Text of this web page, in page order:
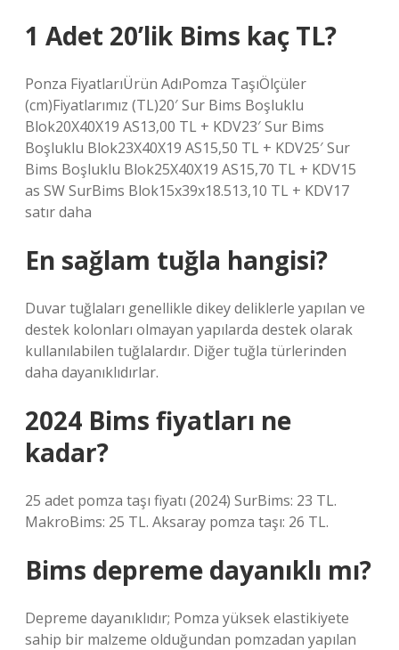
1 Adet 20’lik Bims kaç TL?
Ponza FiyatlarıÜrün AdıPomza TaşıÖlçüler
(cm)Fiyatlarımız (TL)20′ Sur Bims Boşluklu
Blok20X40X19 AS13,00 TL + KDV23′ Sur Bims
Boşluklu Blok23X40X19 AS15,50 TL + KDV25′ Sur
Bims Boşluklu Blok25X40X19 AS15,70 TL + KDV15
as SW SurBims Blok15x39x18.513,10 TL + KDV17
satır daha
En sağlam tuğla hangisi?
Duvar tuğlaları genellikle dikey deliklerle yapılan ve
destek kolonları olmayan yapılarda destek olarak
kullanılabilen tuğlalardır. Diğer tuğla türlerinden
daha dayanıklıdırlar.
2024 Bims fiyatları ne
kadar?
25 adet pomza taşı fiyatı (2024) SurBims: 23 TL.
MakroBims: 25 TL. Aksaray pomza taşı: 26 TL.
Bims depreme dayanıklı mı?
Depreme dayanıklıdır; Pomza yüksek elastikiyete
sahip bir malzeme olduğundan pomzadan yapılan